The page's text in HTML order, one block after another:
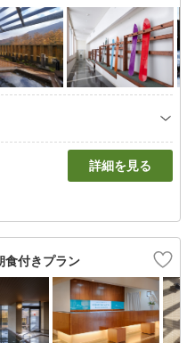
詳細を見る
食付きプラン